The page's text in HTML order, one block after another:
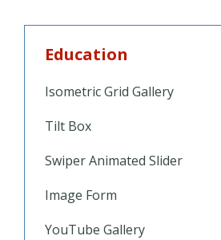
Education
Isometric Grid Gallery
Tilt Box
Swiper Animated Slider
Image Form
YouTube Gallery